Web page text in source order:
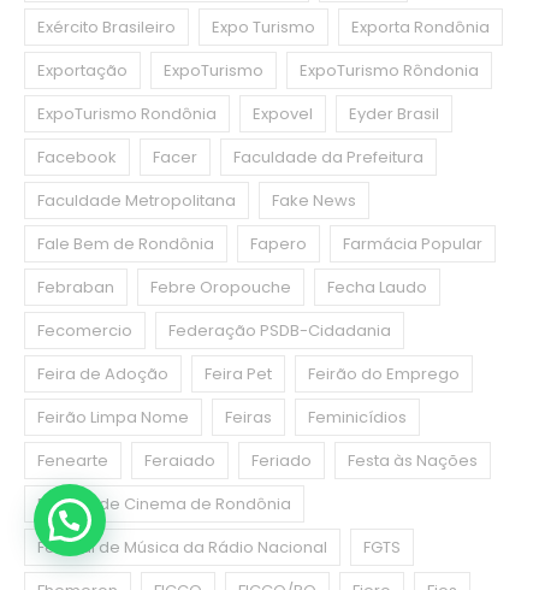
Exército Brasileiro
Expo Turismo
Exporta Rondônia
Exportação
ExpoTurismo
ExpoTurismo Rôndonia
ExpoTurismo Rondônia
Expovel
Eyder Brasil
Facebook
Facer
Faculdade da Prefeitura
Faculdade Metropolitana
Fake News
Fale Bem de Rondônia
Fapero
Farmácia Popular
Febraban
Febre Oropouche
Fecha Laudo
Fecomercio
Federação PSDB-Cidadania
Feira de Adoção
Feira Pet
Feirão do Emprego
Feirão Limpa Nome
Feiras
Feminicídios
Fenearte
Feraiado Feriado
Festa às Nações
Festival de Cinema de Rondônia
Festival de Música da Rádio Nacional
FGTS